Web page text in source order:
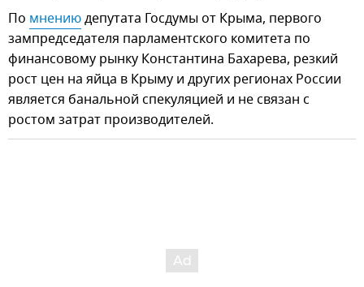
По мнениюдепутата Госдумы от Крыма, первого
зампредседателя парламентского комитета по
финансовому рынку Константина Бахарева, резкий
рост цен на яйца в Крыму и других регионах России
является банальной спекуляцией и не связан с
ростом затрат производителей.